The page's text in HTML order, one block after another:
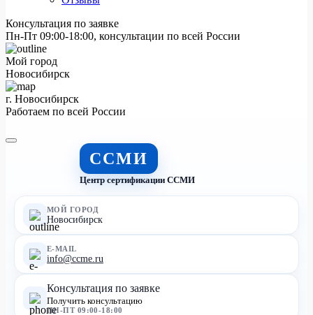
Консультация по заявке
Пн-Пт 09:00-18:00, консультации по всей России
Мой город
Новосибирск
г. Новосибирск
Работаем по всей России
ССМИ
Центр сертификации ССМИ
МОЙ ГОРОД
Новосибирск
E-MAIL
info@ccme.ru
Консультация по заявке
Получить консультацию
ПН-ПТ 09:00-18:00